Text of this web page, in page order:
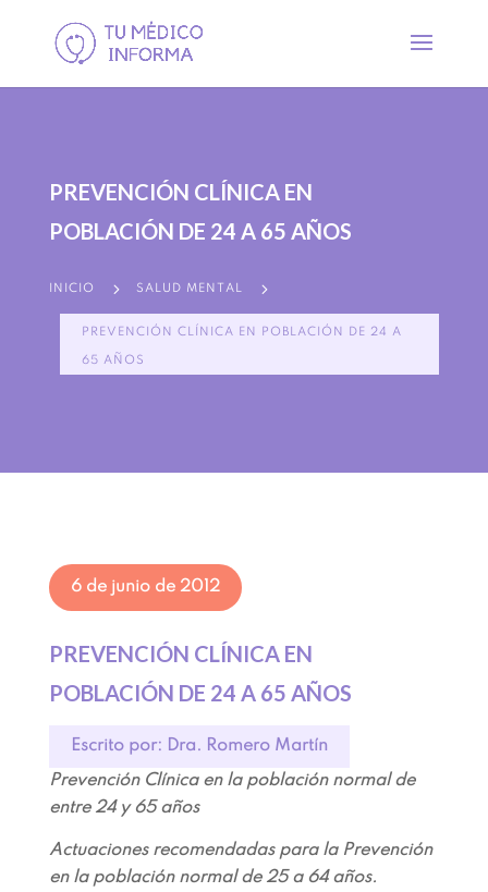
PREVENCIÓN CLÍNICA EN
POBLACIÓN DE 24 A 65 AÑOS
INICIO 5 SALUD MENTAL 5
PREVENCIÓN CLÍNICA EN POBLACIÓN DE 24 A
65 AÑOS
6 de junio de 2012
PREVENCIÓN CLÍNICA EN
POBLACIÓN DE 24 A 65 AÑOS
Escrito por: Dra. Romero Martín
Prevención Clínica en la población normal de
entre 24 y 65 años
Actuaciones recomendadas para la Prevención
en la población normal de 25 a 64 años.